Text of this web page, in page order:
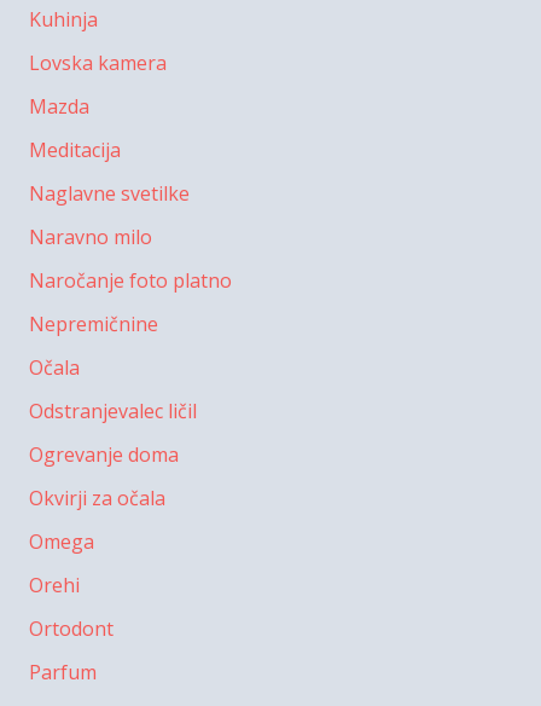
Kuhinja
Lovska kamera
Mazda
Meditacija
Naglavne svetilke
Naravno milo
Naročanje foto platno
Nepremičnine
Očala
Odstranjevalec ličil
Ogrevanje doma
Okvirji za očala
Omega
Orehi
Ortodont
Parfum